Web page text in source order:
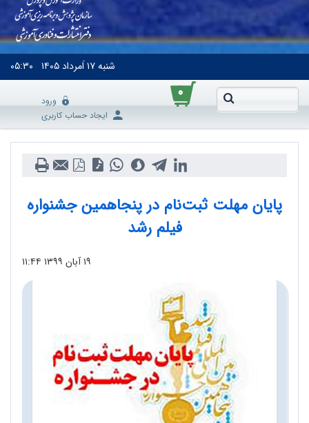
شنبه۱۷ اَمرداد ۱۴۰۵ ۰۵:۳۰
۰
ورود
ایجاد حساب کاربری
پایان مهلت ثبت‌نام در پنجاهمین جشنواره
فیلم رشد
۱۹ آبان ۱۳۹۹ ۱۱:۴۴